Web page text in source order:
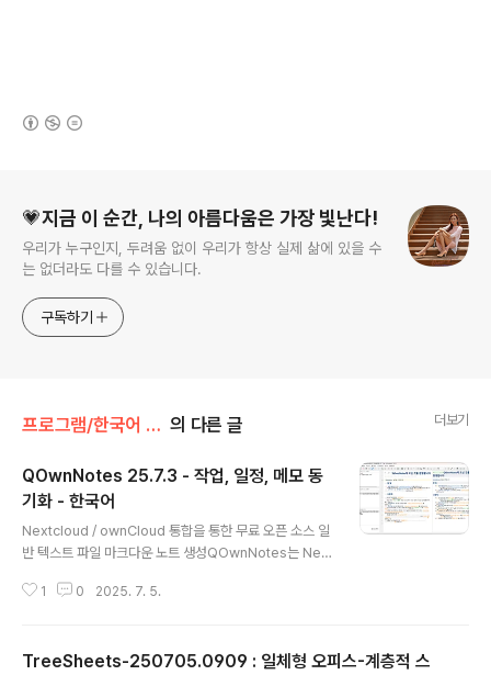
💗지금 이 순간, 나의 아름다움은 가장 빛난다!
우리가 누구인지, 두려움 없이 우리가 항상 실제 삶에 있을 수
는 없더라도 다를 수 있습니다.
구독하기
프로그램/한국어 패치 의 다른 글 더보기
QOwnNotes 25.7.3 - 작업, 일정, 메모 동
기화 - 한국어
Nextcloud / ownCloud 통합을 통한 무료 오픈 소스 일
반 텍스트 파일 마크다운 노트 생성QOwnNotes는 Next
inux, macOS 및 Windows용 마크다운 지원 및 작업관
xtcloud 노트 또는 Nextcloud/ownCloud 웹 서비스와
1 0 2025. 7. 5.
TreeSheets-250705.0909 : 일체형 오피스-계층적 스